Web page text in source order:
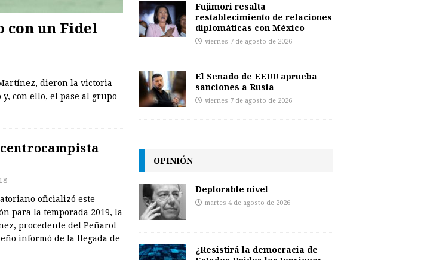
con un Fidel
dieron la victoria
con ello, el pase al grupo
oficializó este
para la temporada 2019, la
procedente del Peñarol
informó de la llegada de
Fujimori resalta
restablecimiento de relaciones
diplomáticas con México
viernes 7 de agosto de 2026
El Senado de EEUU aprueba
sanciones a Rusia
viernes 7 de agosto de 2026
OPINIÓN
Deplorable nivel
martes 4 de agosto de 2026
¿Resistirá la democracia de